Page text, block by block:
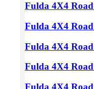
Fulda 4X4 Road
Fulda 4X4 Road
Fulda 4X4 Road
Fulda 4X4 Road
Fulda 4X4 Road